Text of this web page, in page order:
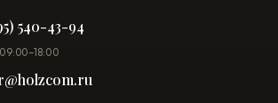
540-43-94